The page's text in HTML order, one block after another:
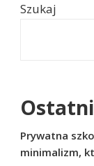
Szukaj
Prywatna
minimalizm,